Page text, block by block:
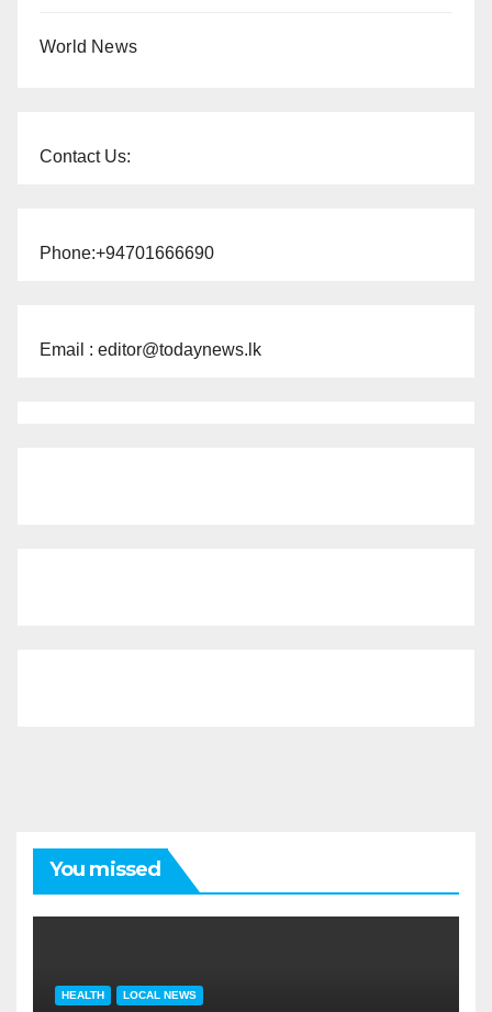
World News
Contact Us:
Phone:+94701666690
Email : editor@todaynews.lk
You missed
HEALTH LOCAL NEWS